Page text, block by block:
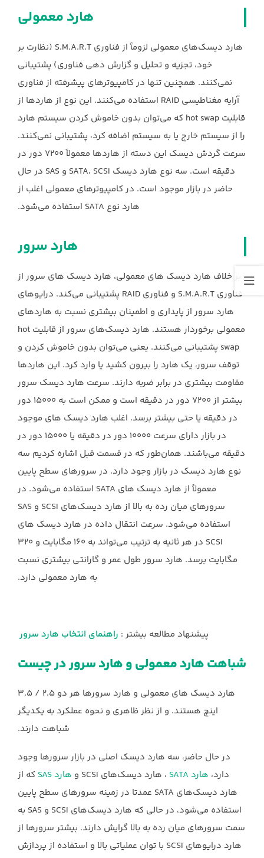
هارد معمولی
هارد دیسک‌های معمولی لزوماً از فناوری S.M.A.R.T (نظارت بر
خود، تجزیه و تحلیل و گزارش دهی فناوری) پشتیبانی
نمی‌کنند. همچنین تنها در کامپیوترهای پیشرفته از فناوری
آرایه مغناطیسی RAID استفاده می‌کنند. این نوع از هاردها از
قابلیت hot swap که می‌توان بدون خاموش کردن سیستم هارد
را از سیستم خارج یا به سیستم اضافه کرد، پشتیبانی نمی‌کنند.
سرعت گردش دیسک این دسته از هاردها معمولاً ۷۲۰۰ دور در
دقیقه است. سه نوع هارد دیسک SATA، SCSI و SAS در حال
حاضر در بازار موجود است. در کامپیوترهای معمولی اغلب از
هارد نوع SATA استفاده می‌شود.
هارد سرور
بر خلاف هارد دیسک های معمولی، هارد دیسک های سرور از
فناوری S.M.A.R.T و فناوری RAID پشتیبانی می‌کند. درایوهای
هارد سرور از پایداری و اطمینان بیشتری نسبت به هاردهای
معمولی برخوردار هستند. هارد دیسک‌های سرور از قابلیت hot
swap پشتیبانی می‌کنند. یعنی می‌توان بدون خاموش کردن و
توقف سرور، یک هارد را بیرون کشید یا وارد کرد. این هاردها
مقاومت بیشتری در برابر ضربه دارند. سرعت هارد دیسک سرور
بیشتر از ۷۲۰۰ دور در دقیقه است و ممکن است به ۱۵۰۰۰ دور
در دقیقه یا حتی بیشتر برسد. اغلب هارد دیسک های موجود
در بازار دارای سرعت ۱۰۰۰۰ دور در دقیقه یا ۱۵۰۰۰ دور در
دقیقه می‌باشند. همان‌طور که در قسمت قبل اشاره کردیم سه
نوع هارد دیسک در بازار وجود دارد. در سرورهای سطح پایین
معمولاً از هارد دیسک های SATA استفاده می‌شود. در
سرورهای میان رده به بالا از هارد دیسک‌های SCSI و SAS
استفاده می‌شود. سرعت انتقال داده در هارد دیسک های
SCSI در هر ثانیه به ترتیب می‌تواند به ۱۶۰ مگابایت و ۳۲۰
مگابایت برسد. هارد سرور طول عمر و گارانتی بیشتری نسبت
به هارد معمولی دارد.
پیشنهاد مطالعه بیشتر : راهنمای انتخاب هارد سرور
شباهت هارد معمولی و هارد سرور در چیست
هارد دیسک های معمولی و هارد سرورها هر دو ۲.۵ / ۳.۵
اینچ هستند. و از نظر ظاهری و نحوه عملکرد به یکدیگر
شباهت دارند.
در حال حاضر، سه هارد دیسک اصلی در بازار سرورها وجود
دارد، هارد SATA ، هارد دیسک‌های SCSI و هارد SAS
که از
هارد دیسک‌های SATA عمدتا در زمینه سرورهای سطح پایین
استفاده می‌شود، در حالی که هارد دیسک‌های SCSI و SAS به
سمت سرورهای میان رده به بالا گرایش دارند. بیشتر سرورها از
هارد درایوهای SCSI با توان عملیاتی بالا و استفاده از پردازش